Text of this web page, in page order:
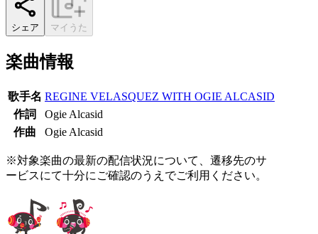
シェア マイうた
楽曲情報
歌手名 REGINE VELASQUEZ WITH OGIE ALCASID
作詞
Ogie Alcasid
作曲
Ogie Alcasid
※対象楽曲の最新の配信状況について、遷移先のサ
ービスにて十分にご確認のうえでご利用ください。